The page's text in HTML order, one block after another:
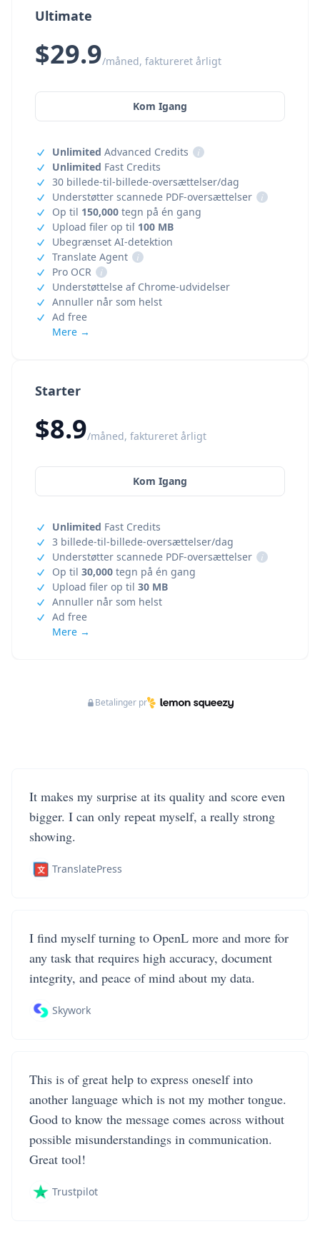
Starter
$8.9/måned, faktureret årligt
Kom Igang
Unlimited Fast Credits
3 billede-til-billede-oversættelser/dag
Understøtter scannede PDF-oversættelser
i
Op til 30,000 tegn på én gang
Upload filer op til 30 MB
Annuller når som helst
Ad free
Mere →
Ultimate
$29.9/måned, faktureret årligt
Kom Igang
Unlimited Advanced Credits
i
Unlimited Fast Credits
30 billede-til-billede-oversættelser/dag
Understøtter scannede PDF-oversættelser
i
Op til 150,000 tegn på én gang
Upload filer op til 100 MB
Ubegrænset AI-detektion
Translate Agent
i
Pro OCR
i
Understøttelse af Chrome-udvidelser
Annuller når som helst
Ad free
Mere →
Betalinger pr
It makes my surprise at its quality and score even
bigger. I can only repeat myself, a really strong
showing.
TranslatePress
I find myself turning to OpenL more and more for
any task that requires high accuracy, document
integrity, and peace of mind about my data.
Skywork
This is of great help to express oneself into
another language which is not my mother tongue.
Good to know the message comes across without
possible misunderstandings in communication.
Great tool!
Trustpilot